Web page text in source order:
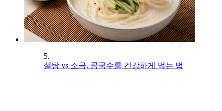
5.
설탕 vs 소금, 콩국수를 건강하게 먹는 법